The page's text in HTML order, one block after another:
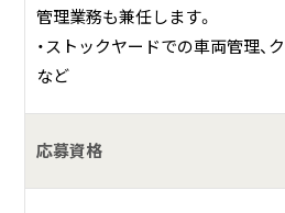
管理業務も兼任します。
・ストックヤードでの車両管理、
など
応募資格